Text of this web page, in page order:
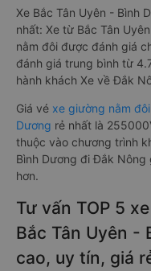
Xe Bắc Tân Uyên - Bình
nhất: Xe từ Bắc Tân
nằm đôi được đánh giá
đánh giá trung bình từ
hành khách Xe về Đắk
Giá vé xe giường nằm
Dương rẻ nhất là
thuộc vào chương trình
Bình Dương đi Đắk
hơn.
Tư vấn TOP 5
Bắc Tân Uyên -
cao, uy tín, giá